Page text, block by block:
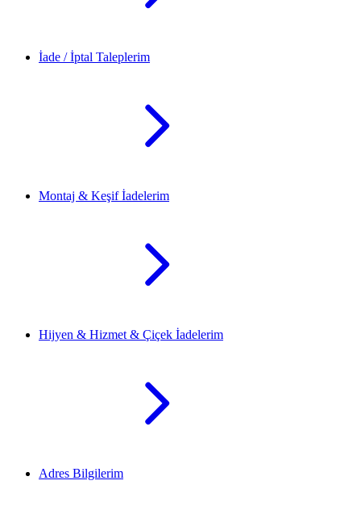
İade / İptal Taleplerim
Montaj & Keşif İadelerim
Hijyen & Hizmet & Çiçek İadelerim
Adres Bilgilerim